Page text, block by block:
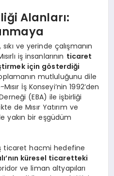
Alanları:
ve yerinde çalışmanın
iş insanlarının ticaret
için gösterdiği
mutluluğunu dile
İş Konseyi’nin 1992’den
(EBA) ile işbirliği
de Mısır Yatırım ve
yakın bir eşgüdüm
ticaret hacmi hedefine
küresel ticaretteki
ve liman altyapıları